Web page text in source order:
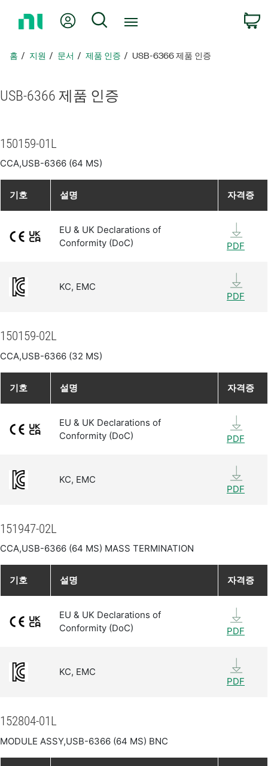
지
아
내 계정 검색
홈 지원 문서 제품 인증 USB-6366 제품 인증
USB-6366 제품 인증
150159-01L
CCA,USB-6366 (64 MS)
기호 설명 자격증
EU & UK Declarations of
Conformity (DoC)
PDF
KC, EMC
PDF
150159-02L
CCA,USB-6366 (32 MS)
기호 설명 자격증
EU & UK Declarations of
Conformity (DoC)
PDF
KC, EMC
PDF
151947-02L
CCA,USB-6366 (64 MS) MASS TERMINATION
기호 설명 자격증
EU & UK Declarations of
Conformity (DoC)
PDF
KC, EMC
PDF
152804-01L
MODULE ASSY,USB-6366 (64 MS) BNC